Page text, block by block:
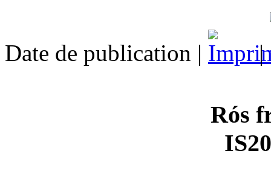
Date de publication | |
Rós